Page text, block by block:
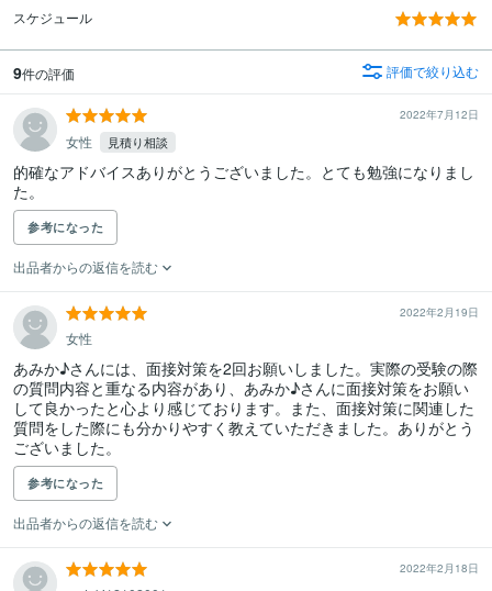
スケジュール
9件の評価 評価で絞り込む
2022年7月12日
女性 見積り相談
的確なアドバイスありがとうございました。とても勉強になりまし
た。
参考になった
出品者からの返信を読む
2022年2月19日
女性
あみか♪さんには、面接対策を2回お願いしました。実際の受験の際
の質問内容と重なる内容があり、あみか♪さんに面接対策をお願い
して良かったと心より感じております。また、面接対策に関連した
質問をした際にも分かりやすく教えていただきました。ありがとう
ございました。
参考になった
出品者からの返信を読む
2022年2月18日